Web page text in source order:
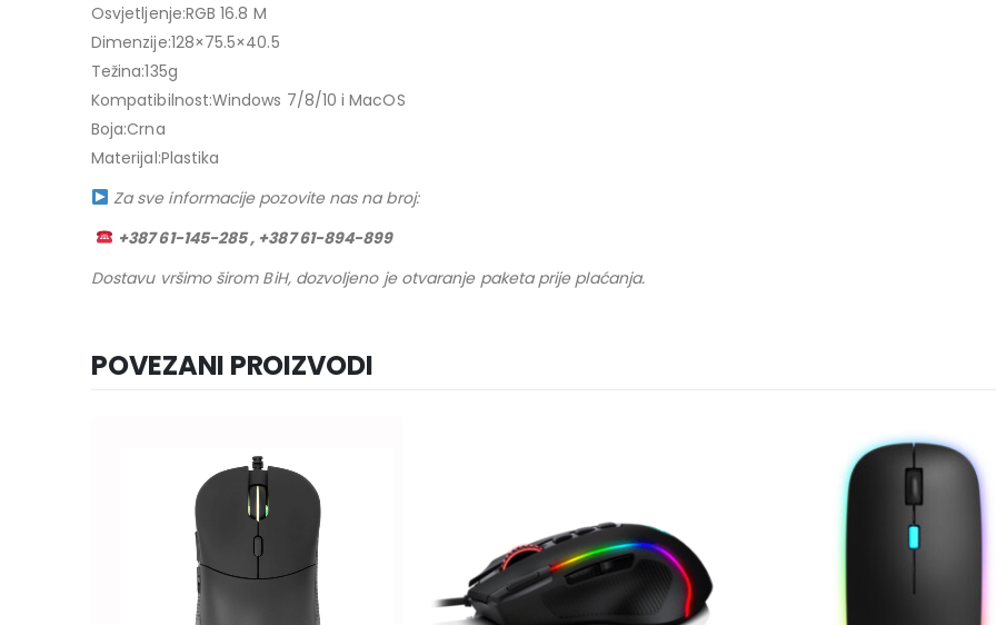
Osvjetljenje:RGB 16.8 M
Dimenzije:128×75.5×40.5
Težina:135g
Kompatibilnost:Windows 7/8/10 i MacOS
Boja:Crna
Materijal:Plastika
Za sve informacije pozovite nas na broj:
+387 61-145-285 , +387 61-894-899
Dostavu vršimo širom BiH, dozvoljeno je otvaranje paketa prije plaćanja.
POVEZANI PROIZVODI